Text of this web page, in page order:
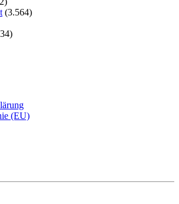
(3.564)
(EU)